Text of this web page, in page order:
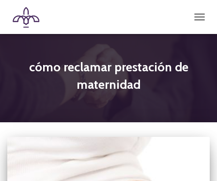
cómo reclamar prestación de
maternidad